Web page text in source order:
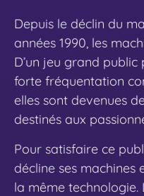
Depuis le déclin du
années 1990, les
D’un jeu grand
forte fréquentation
elles sont devenues
destinés aux
Pour satisfaire ce
décline ses machines
la même technologie.